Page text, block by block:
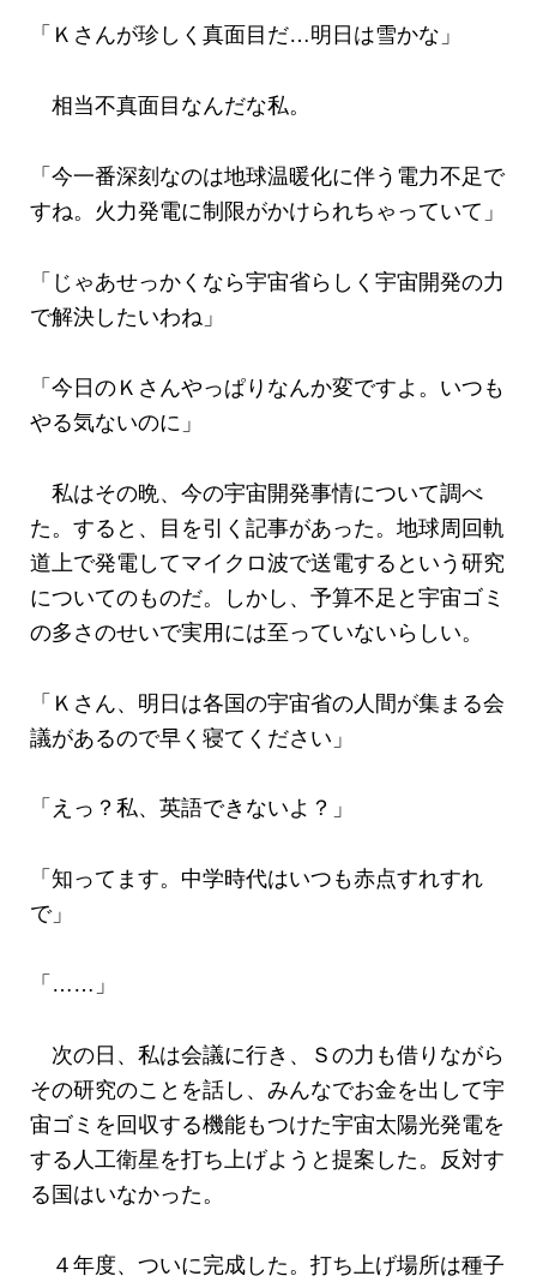
「Ｋさんが珍しく真面目だ…明日は雪かな」
相当不真面目なんだな私。
「今一番深刻なのは地球温暖化に伴う電力不足で
すね。火力発電に制限がかけられちゃっていて」
「じゃあせっかくなら宇宙省らしく宇宙開発の力
で解決したいわね」
「今日のＫさんやっぱりなんか変ですよ。いつも
やる気ないのに」
私はその晩、今の宇宙開発事情について調べ
た。すると、目を引く記事があった。地球周回軌
道上で発電してマイクロ波で送電するという研究
についてのものだ。しかし、予算不足と宇宙ゴミ
の多さのせいで実用には至っていないらしい。
「Ｋさん、明日は各国の宇宙省の人間が集まる会
議があるので早く寝てください」
「えっ？私、英語できないよ？」
「知ってます。中学時代はいつも赤点すれすれ
で」
「……」
次の日、私は会議に行き、Ｓの力も借りながら
その研究のことを話し、みんなでお金を出して宇
宙ゴミを回収する機能もつけた宇宙太陽光発電を
する人工衛星を打ち上げようと提案した。反対す
る国はいなかった。
４年度、ついに完成した。打ち上げ場所は種子